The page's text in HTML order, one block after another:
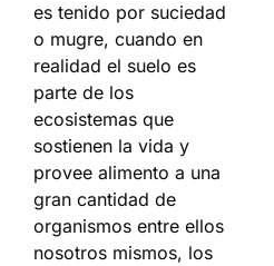
es tenido por suciedad
o mugre, cuando en
realidad el suelo es
parte de los
ecosistemas que
sostienen la vida y
provee alimento a una
gran cantidad de
organismos entre ellos
nosotros mismos, los